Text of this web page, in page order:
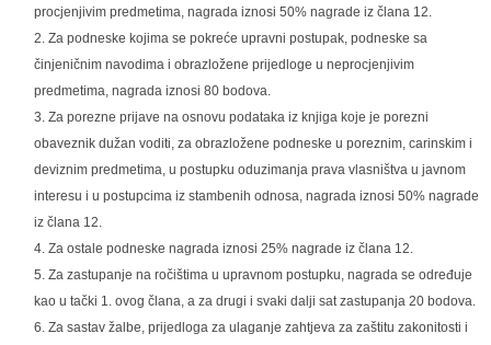
procjenjivim predmetima, nagrada iznosi 50% nagrade iz člana 12.
Za podneske kojima se pokreće upravni postupak, podneske sa
činjeničnim navodima i obrazložene prijedloge u neprocjenjivim
predmetima, nagrada iznosi 80 bodova.
Za porezne prijave na osnovu podataka iz knjiga koje je porezni
obaveznik dužan voditi, za obrazložene podneske u poreznim, carinskim i
deviznim predmetima, u postupku oduzimanja prava vlasništva u javnom
interesu i u postupcima iz stambenih odnosa, nagrada iznosi 50% nagrade
iz člana 12.
Za ostale podneske nagrada iznosi 25% nagrade iz člana 12.
Za zastupanje na ročištima u upravnom postupku, nagrada se određuje
kao u tački 1. ovog člana, a za drugi i svaki dalji sat zastupanja 20 bodova.
Za sastav žalbe, prijedloga za ulaganje zahtjeva za zaštitu zakonitosti i